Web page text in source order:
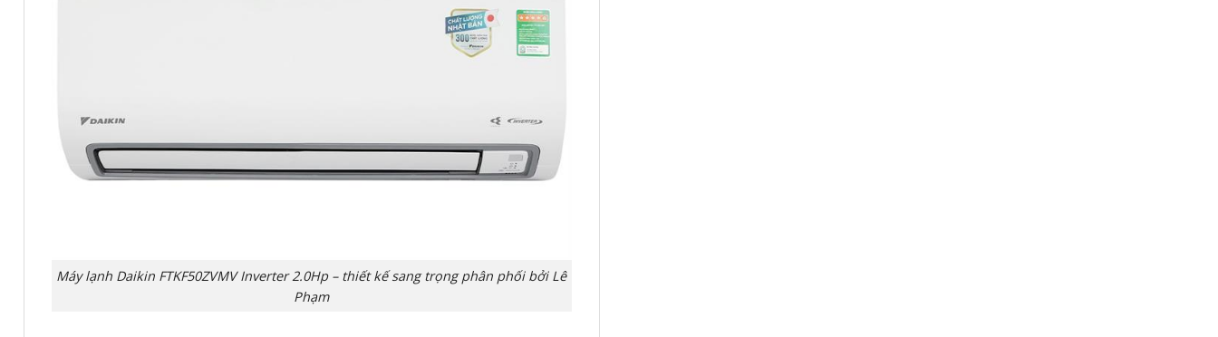
Máy lạnh Daikin FTKF50ZVMV Inverter 2.0Hp – thiết kế sang trọng phân phối bởi Lê
Phạm